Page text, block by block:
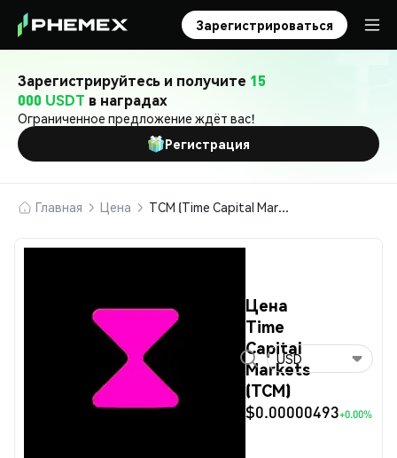
Зарегистрироваться
Зарегистрируйтесь и получите 15
000 USDT в наградах
Ограниченное предложение ждёт вас!
Регистрация
Главная Цена TCM (Time Capital Markets)
Цена
Time
Capital
Markets
(TCM)
$0.00000493+0.00%
USD